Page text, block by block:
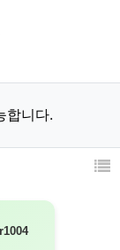
합니다.